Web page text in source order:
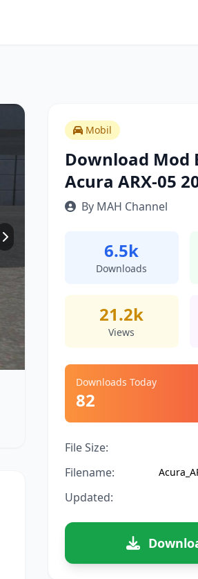
Mobil
Download Mod
Acura ARX-05
By MAH Channel
6.5k
Downloads
21.2k
Views
Downloads Today
82
File Size:
Filename:
Updated: